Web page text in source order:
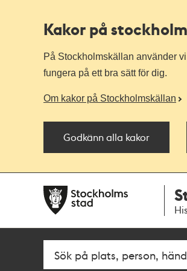
Kakor på
På Stockholmskällan använder
fungera på ett bra sätt för dig.
Om kakor på Stockholmskällan
Godkänn alla kakor
navigationen
huvudinnehållet
SökFritextsök